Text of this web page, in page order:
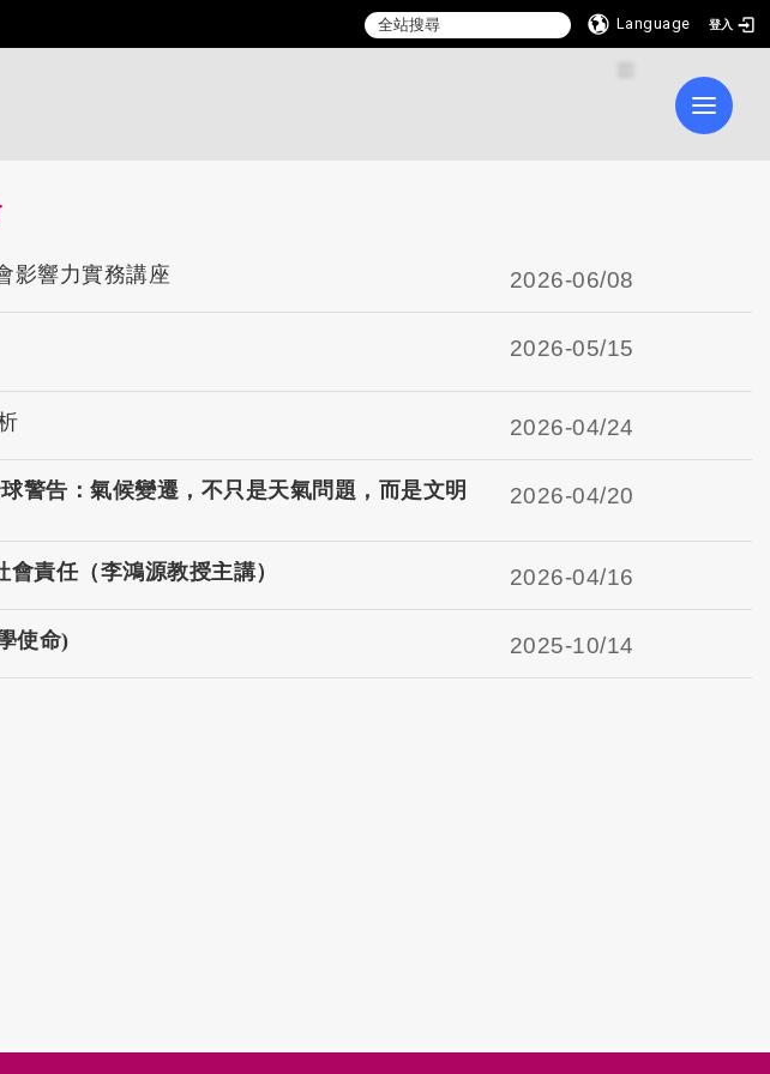
Language 登入
Toggle
影響力實務講座 2026-06/08
2026-05/15
2026-04/24
警告：氣候變遷，不只是天氣問題，而是文明
2026-04/20
責任（李鴻源教授主講） 2026-04/16
使命) 2025-10/14